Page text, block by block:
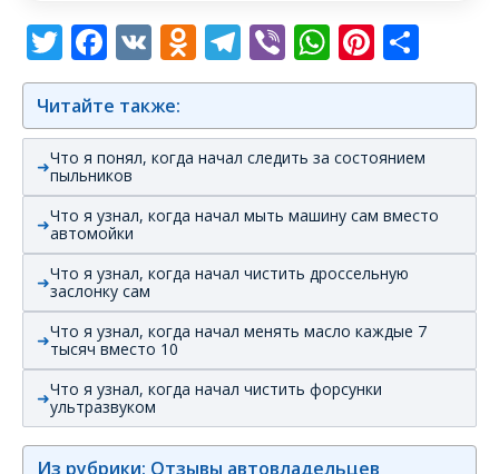
Twitter
Facebook
VK Odnoklassniki
Telegram
Viber
Читайте также:
Что я понял, когда начал следить за состоянием
пыльников
Что я узнал, когда начал мыть машину сам вместо
автомойки
Что я узнал, когда начал чистить дроссельную
заслонку сам
Что я узнал, когда начал менять масло каждые 7
тысяч вместо 10
Что я узнал, когда начал чистить форсунки
ультразвуком
Из рубрики: Отзывы автовладельцев